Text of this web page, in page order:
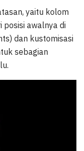
yaitu kolom
posisi awalnya di
dan kustomisasi
sebagian